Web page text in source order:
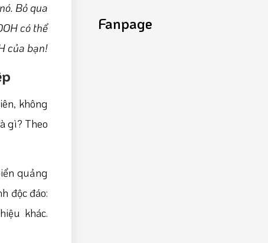
Bỏ qua
có thể
của bạn!
không
gì? Theo
quảng
độc đáo:
khác.
Fanpage